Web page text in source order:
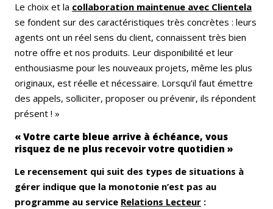
Le choix et la collaboration maintenue avec Clientela
se fondent sur des caractéristiques très concrètes : leurs
agents ont un réel sens du client, connaissent très bien
notre offre et nos produits. Leur disponibilité et leur
enthousiasme pour les nouveaux projets, même les plus
originaux, est réelle et nécessaire. Lorsqu’il faut émettre
des appels, solliciter, proposer ou prévenir, ils répondent
présent ! »
« Votre carte bleue arrive à échéance, vous
risquez de ne plus recevoir votre quotidien »
Le recensement qui suit des types de situations à
gérer indique que la monotonie n’est pas au
programme au service Relations Lecteur :